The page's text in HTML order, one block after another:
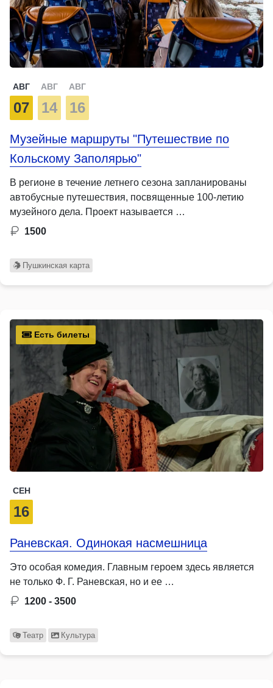
АВГ
07
АВГ
14
АВГ
16
Музейные маршруты "Путешествие по
Кольскому Заполярью"
В регионе в течение летнего сезона запланированы
автобусные путешествия, посвященные 100-летию
музейного дела. Проект называется …
1500
Пушкинская карта
Есть билеты
СЕН
16
Раневская. Одинокая насмешница
Это особая комедия. Главным героем здесь является
не только Ф. Г. Раневская, но и ее …
1200 - 3500
Театр Культура